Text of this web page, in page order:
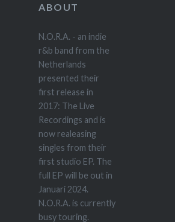
ABOUT
N.O.R.A. - an indie
r&b band from the
Netherlands
presented their
first release in
2017: The Live
Recordings and is
now realeasing
singles from their
first studio EP. The
full EP will be out in
Januari 2024.
N.O.R.A. is currently
busy touring.